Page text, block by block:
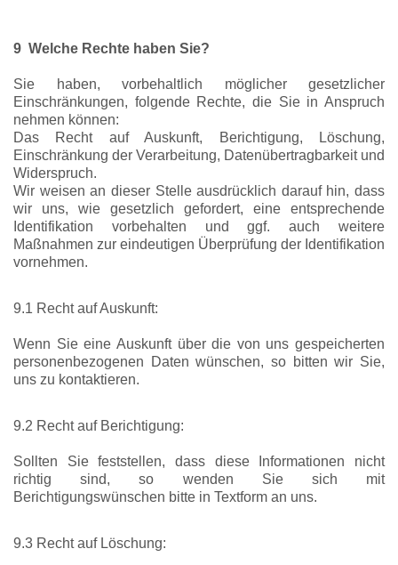
9 Welche Rechte haben Sie?
Sie haben, vorbehaltlich möglicher gesetzlicher
Einschränkungen, folgende Rechte, die Sie in Anspruch
nehmen können:
Das Recht auf Auskunft, Berichtigung, Löschung,
Einschränkung der Verarbeitung, Datenübertragbarkeit und
Widerspruch.
Wir weisen an dieser Stelle ausdrücklich darauf hin, dass
wir uns, wie gesetzlich gefordert, eine entsprechende
Identifikation vorbehalten und ggf. auch weitere
Maßnahmen zur eindeutigen Überprüfung der Identifikation
vornehmen.
9.1 Recht auf Auskunft:
Wenn Sie eine Auskunft über die von uns gespeicherten
personenbezogenen Daten wünschen, so bitten wir Sie,
uns zu kontaktieren.
9.2 Recht auf Berichtigung:
Sollten Sie feststellen, dass diese Informationen nicht
richtig sind, so wenden Sie sich mit
Berichtigungswünschen bitte in Textform an uns.
9.3 Recht auf Löschung: